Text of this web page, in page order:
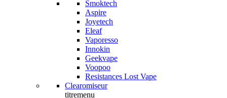
Smoktech
Aspire
Joyetech
Eleaf
Vaporesso
Innokin
Geekvape
Voopoo
Resistances Lost Vape
Clearomiseur
titremenu